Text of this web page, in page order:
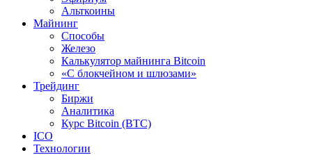
Альткоины
Майнинг
Способы
Железо
Калькулятор майнинга Bitcoin
«С блокчейном и шлюзами»
Трейдинг
Биржи
Аналитика
Курс Bitcoin (BTC)
ICO
Технологии